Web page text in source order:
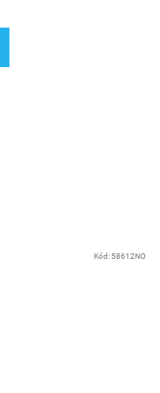
Kód: 58612NO